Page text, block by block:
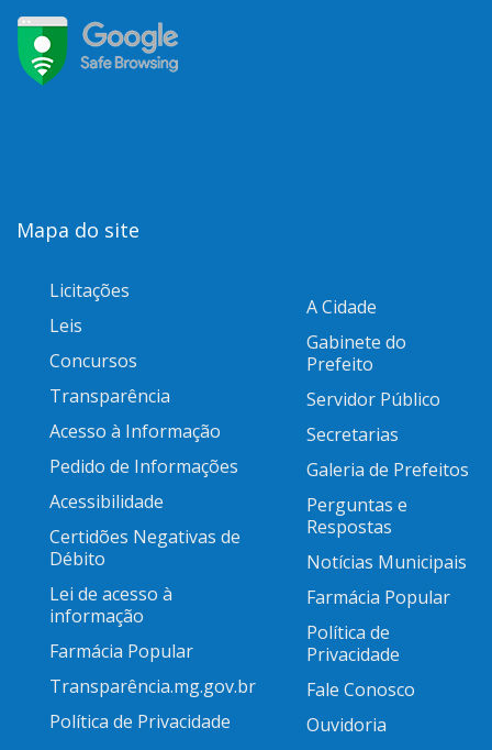
Mapa do site
Licitações
Leis
Concursos
Transparência
Acesso à Informação
Pedido de Informações
Acessibilidade
Certidões Negativas de
Débito
Lei de acesso à
informação
Farmácia Popular
Transparência.mg.gov.br
Política de Privacidade
A Cidade
Gabinete do
Prefeito
Servidor Público
Secretarias
Galeria de Prefeitos
Perguntas e
Respostas
Notícias Municipais
Farmácia Popular
Política de
Privacidade
Fale Conosco
Ouvidoria